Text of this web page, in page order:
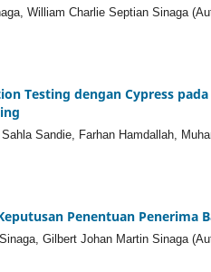
William Charlie Septian Sinaga
Testing dengan Cypress
Sandie, Farhan Hamdallah,
Penentuan Penerima
Gilbert Johan Martin Sinaga